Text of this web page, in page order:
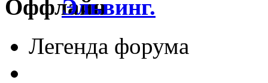
Эльвинг.
Легенда форума